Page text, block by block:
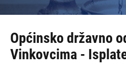
Općinsko državno
Vinkovcima -